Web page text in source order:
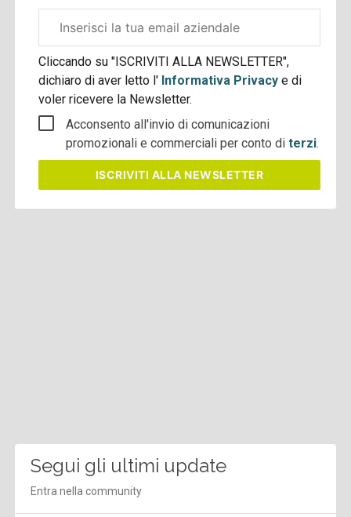
aziendale
Cliccando su "ISCRIVITI ALLA NEWSLETTER",
dichiaro di aver letto l' Informativa Privacye di
voler ricevere la Newsletter.
Acconsento all'invio di comunicazioni
promozionali e commerciali per conto diterzi.
ISCRIVITI ALLA NEWSLETTER
Segui gli ultimi update
Entra nella community